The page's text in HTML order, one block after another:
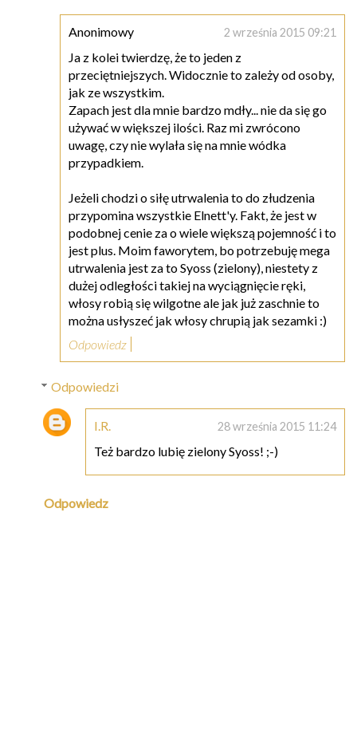
Anonimowy 2 września 2015 09:21
Ja z kolei twierdzę, że to jeden z
przeciętniejszych. Widocznie to zależy od osoby,
jak ze wszystkim.
Zapach jest dla mnie bardzo mdły... nie da się go
używać w większej ilości. Raz mi zwrócono
uwagę, czy nie wylała się na mnie wódka
przypadkiem.
Jeżeli chodzi o siłę utrwalenia to do złudzenia
przypomina wszystkie Elnett'y. Fakt, że jest w
podobnej cenie za o wiele większą pojemność i to
jest plus. Moim faworytem, bo potrzebuję mega
utrwalenia jest za to Syoss (zielony), niestety z
dużej odległości takiej na wyciągnięcie ręki,
włosy robią się wilgotne ale jak już zaschnie to
można usłyszeć jak włosy chrupią jak sezamki :)
Odpowiedz
Odpowiedzi
I.R. 28 września 2015 11:24
Też bardzo lubię zielony Syoss! ;-)
Odpowiedz